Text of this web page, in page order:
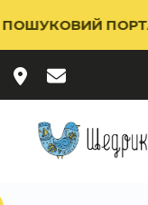
ПОРТАЛ